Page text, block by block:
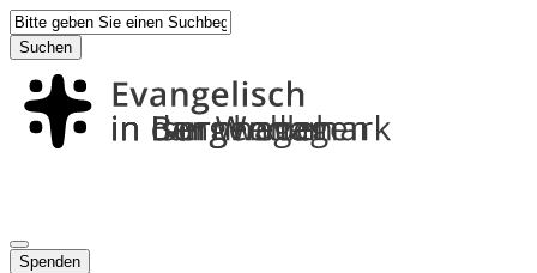
Suchen
Spenden